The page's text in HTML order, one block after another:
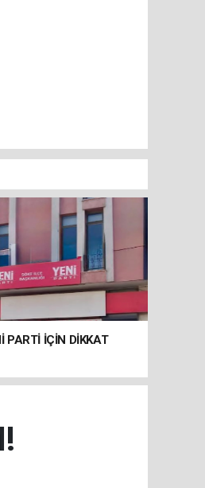
PARTİ İÇİN DİKKAT